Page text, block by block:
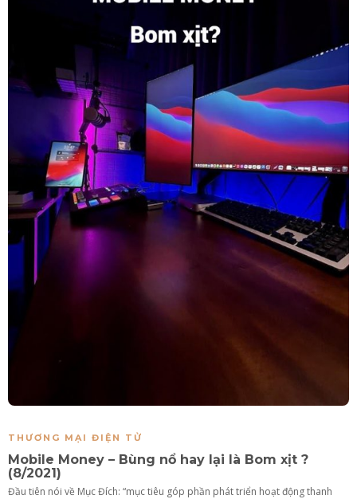
THƯƠNG MẠI ĐIỆN TỬ
Mobile Money – Bùng nổ hay lại là Bom xịt ?
(8/2021)
Đầu tiên nói về Mục Đích: “mục tiêu góp phần phát triển hoạt động thanh